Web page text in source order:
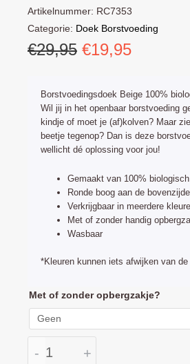
Artikelnummer: RC7353
Categorie: Doek Borstvoeding
€29,95
was:
€29,95.
€19,95Huidige
is:
€19,95.
Borstvoedingsdoek Beige 100%
Wil jij in het openbaar borstvoeding
kindje of moet je (af)kolven? Maar
beetje tegenop? Dan is deze
wellicht dé oplossing voor jou!
Gemaakt van 100%
Ronde boog aan de bovenzijde
Verkrijgbaar in meerdere
Met of zonder handig
Wasbaar
*Kleuren kunnen iets afwijken van de
Met of zonder opbergzakje?
-
Borstvoedingsdoek
Beige
100%
biologisch
+